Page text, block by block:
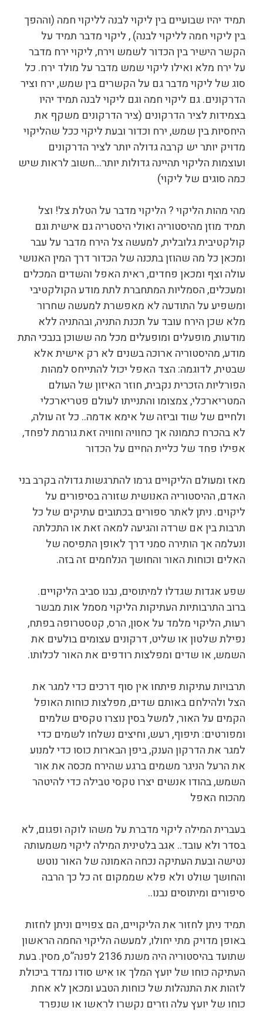
תמיד יהיו שבועיים בין ליקוי לבנה לליקוי חמה (וההפך
בין ליקוי חמה לליקוי לבנה) , ליקוי מדבר תמיד על
הקשר הישיר בין הכדור לשמש וירח, ליקוי ירח מדבר
על ירח מלא ואילו ליקוי שמש מדבר על מולד ירח. כל
סוג של ליקוי מדבר גם על הקשרים בין שמש, ירח וציר
הדרקונים. גם ליקוי חמה וגם ליקוי לבנה תמיד יהיו
בצמידות לציר הדרקונים (ציר הדרקונים משקף את
היחסיות בין שמש, ירח וכדור ובעת ליקוי ככל שהליקוי
מדויק יותר יש קרבה גדולה יותר לציר הדרקונים
ועוצמות הליקוי תהיינה גדולות יותר…חשוב לראות שיש
כמה סוגים של ליקוי)
מהי מהות הליקוי ? הליקוי מדבר על הטלת צל! וצל
תמיד מוזן מהיסטוריה ואולי היסטריה גם אישית וגם
קולקטיבית גלובלית, למעשה צל הירח מדבר על עבר
ומכאן כל מה שהוזן בתכנה של הכדור דרך המין האנושי
עולה וצף ומכאן פחדים, ראית האפל והשדים המכלים
ומעכלים, הסמליות המתחברת לתת מודע הקולקטיבי
ומשפיע על התודעה לא מאפשרת למעשה שחרור
מלא שכן הירח עובד על תכנת התניה, ובהתניה ללא
מודעות, מופעלים ומופעלים מכל מה ששוכן בנבכי התת
מודע, מהיסטוריה ארוכה בשנים לא רק אישית אלא
שבטית, לדוגמה: הצד האפל יכול להתייחס למהות
הפורליות הזכרית נקבית, חוזר האיזון של העולם
המטריארכלי, צמצומו והתנייתו לעולם פטריארכלי
ולחיים של שוד וביזה של אימא אדמה.. כל זה עולה,
לא בהכרח כתמונה אך כחוויה וחוויה זאת גורמת לפחד,
אפילו פחד של כליית החיים על הכדור
מאז ומעולם הליקויים גרמו להתרגשות גדולה בקרב בני
האדם, ההיסטוריה האנושית שזורה בסיפורים על
ליקוים. ניתן לאתר ספורים בכתובים עתיקים של כל
תרבות בין אם שרדה והגיעה למאה זאת או התכלתה
ונעלמה אך הותירה סמני דרך לאופן התפיסה של
האלים וכוחות האור והחושך הנלחמים זה בזה.
שפע אגדות שגדלו למיתוסים, נבנו סביב הליקויים.
ברוב התרבותיות העתיקות הליקוי מסמל אות מבשר
רעות, הליקוי מלמד על אסון, הרס, קטסטרופה בפתח,
נפילת שלטון או שליט, דרקונים עצומים בולעים את
השמש, או שדים ומפלצות רודפים את האור לכלותו.
תרבויות עתיקות פיתחו אין סוף דרכים כדי למגר את
הצל ולהילחם באותם שדים, מפלצות כוחות האופל
הקמים על האור, למשל בסין נוצרו טקסים שלמים
ומפורטים: תיפוף, רעש, וחיצים נשלחו לשמים כדי
למגר את הדרקון הענק, ביפן הבארות כוסו כדי למנוע
את הרעל הניגר משמים ברגע שהירח מכסה את אור
השמש, בהודו אנשים יצרו טקסי טבילה כדי להיטהר
מהכוח האפל
בעברית המילה ליקוי מדברת על משהו לוקה ופגום, לא
בסדר ולא עובד.. אגב בלטינית המילה ליקוי משמעותה
נטישה ובעת העתיקה נכחה האמונה של האור נוטש
והחושך שולט ולא פלא שממקום זה כל כך הרבה
סיפורים ומיתוסים נבנו..
תמיד ניתן לחזור את הליקויים, הם צפויים וניתן לחזות
באופן מדויק מתי יחולו, למעשה הליקוי החמה הראשון
שתועד בהיסטוריה היה משנת 2136 לפנה”ס, מסין. בעת
העתיקה כוחו של יועץ המלך או איש סודו נמדד ביכולת
לזהות את התנהלות של כוחות הטבע ומכאן לא אחת
כוחו של יועץ עלה וזרים נקשרו לראשו או שנפרד